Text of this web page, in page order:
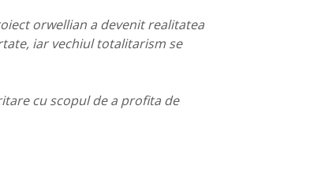
orwellian a devenit realitatea
iar vechiul totalitarism se
cu scopul de a profita de